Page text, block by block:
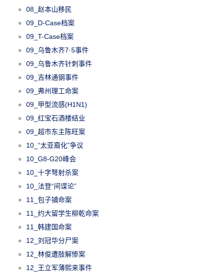
08_赵本山移民
09_D-Case档案
09_T-Case档案
09_乌鲁木齐7·5事件
09_乌鲁木齐针刺事件
09_吉林通钢事件
09_弗州理工命案
09_甲型流感(H1N1)
09_红宝石酒楼结业
09_超市东主陈旺案
10_“太亚裔化”争议
10_G8-G20峰会
10_十字弩射杀案
10_法登“间谍论”
11_包子铺命案
11_约大留学生柳乾命案
11_韩建国命案
12_刘冠华分尸案
12_林俊遭肢解惨案
12_王立军薄熙来事件